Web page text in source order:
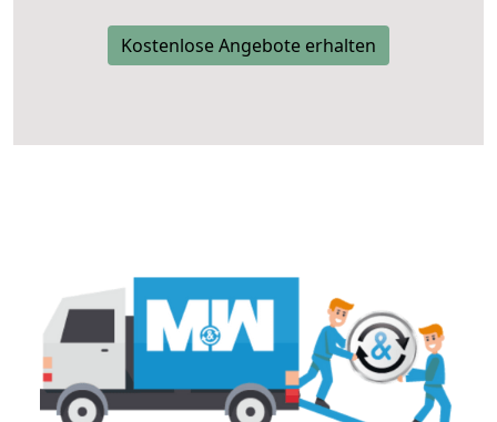
Kostenlose Angebote erhalten